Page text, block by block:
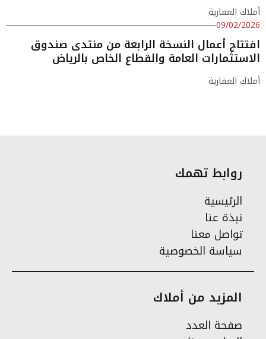
أملاك العقارية
09/02/2026
افتتاح أعمال النسخة الرابعة من منتدى صندوق
الاستثمارات العامة والقطاع الخاص بالرياض
أملاك العقارية
روابط تهمك
الرئيسية
نبذة عنا
تواصل معنا
سياسة الخصوصية
المزيد من أملاك
صفحة العدد